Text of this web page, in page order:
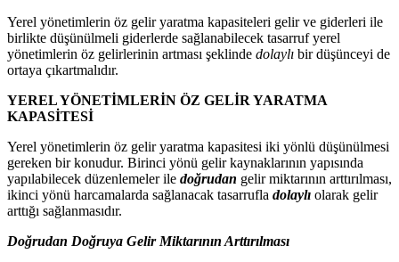
Yerel yönetimlerin öz gelir yaratma kapasiteleri gelir ve giderleri ile
birlikte düşünülmeli giderlerde sağlanabilecek tasarruf yerel
yönetimlerin öz gelirlerinin artması şeklinde dolaylı bir düşünceyi de
ortaya çıkartmalıdır.
YEREL YÖNETİMLERİN ÖZ GELİR YARATMA
KAPASİTESİ
Yerel yönetimlerin öz gelir yaratma kapasitesi iki yönlü düşünülmesi
gereken bir konudur. Birinci yönü gelir kaynaklarının yapısında
yapılabilecek düzenlemeler ile doğrudan gelir miktarının arttırılması,
ikinci yönü harcamalarda sağlanacak tasarrufla dolaylı olarak gelir
arttığı sağlanmasıdır.
Doğrudan Doğruya Gelir Miktarının Arttırılması